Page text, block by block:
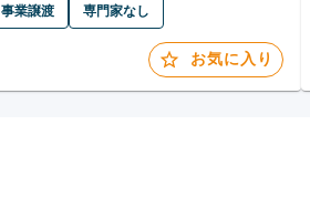
事業譲渡 専門家なし
お気に入り